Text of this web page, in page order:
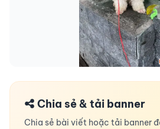
Chia sẻ & tải banner
Chia sẻ bài viết hoặc tải banner